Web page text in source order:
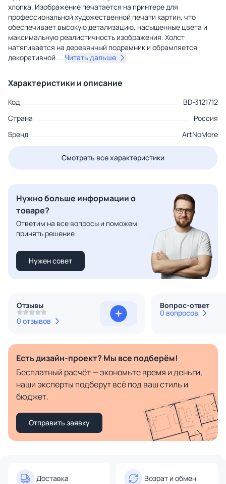
хлопка. Изображение печатается на принтере для
профессиональной художественной печати картин, что
обеспечивает высокую детализацию, насыщенные цвета и
максимальную реалистичность изображения. Холст
натягивается на деревянный подрамник и обрамляется
декоративной ... Читать дальше
Характеристики и описание
Код
BD-3121712
Страна
Россия
Бренд
ArtNoMore
Смотреть все характеристики
Нужно больше информации о
товаре?
Ответим на все вопросы и поможем
принять решение
Нужен совет
Отзывы
0 отзывов
Вопрос-ответ
0 вопросов
Есть дизайн-проект? Мы все подберём!
Бесплатный расчёт — экономьте время и деньги,
наши эксперты подберут всё под ваш стиль и
бюджет.
Отправить заявку
Доставка Возрат и обмен